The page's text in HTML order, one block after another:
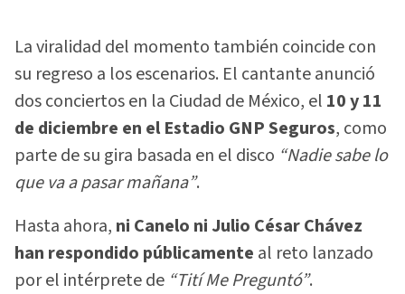
La viralidad del momento también coincide con
su regreso a los escenarios. El cantante anunció
dos conciertos en la Ciudad de México, el 10 y 11
de diciembre en el Estadio GNP Seguros, como
parte de su gira basada en el disco “Nadie sabe lo
que va a pasar mañana”.
Hasta ahora, ni Canelo ni Julio César Chávez
han respondido públicamente al reto lanzado
por el intérprete de “Tití Me Preguntó”.